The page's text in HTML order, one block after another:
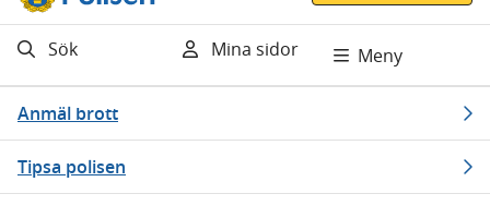
Sök Mina sidor Meny
Anmäl brott
Tipsa polisen